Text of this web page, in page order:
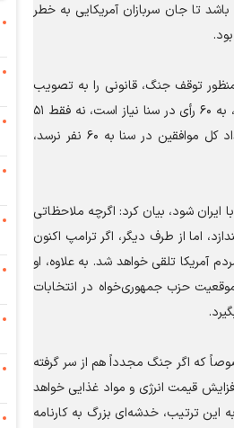
برای پایان‌دادن به جنگ داشته باشد تا جان سربازان آمریکایی به خطر
توقف جنگ، قانونی را به تصویب
برسانند، اما هر بار شکست خوردند. بر خلاف تصوری که برخی در ایران دارند، برای تصویب قوانینی از این دست، به ۶۰ رأی در سنا نیاز است، نه فقط ۵۱
رأی. یعنی حتی اگر چند نفر از جمهوری‌خواهان نیز با دموکرات‌ها برای توقف جنگ ملحق شوند، باز هم تا تعداد کل موافقین در سنا به ۶۰ نفر نرسد،
ایران شود، بیان کرد: اگرچه ملاحظاتی
اما از طرف دیگر، اگر ترامپ اکنون
تلقی خواهد شد. به علاوه، او
حزب جمهوری‌خواه در انتخابات
که اگر جنگ مجدداً هم از سر گرفته
قیمت انرژی و مواد غذایی خواهد
این ترتیب، خدشه‌ای بزرگ به کارنامه